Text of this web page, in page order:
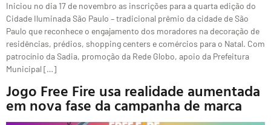
Iniciou no dia 17 de novembro as inscrições para a quarta edição do
Cidade Iluminada São Paulo – tradicional prêmio da cidade de São
Paulo que reconhece o engajamento dos moradores na decoração de
residências, prédios, shopping centers e comércios para o Natal. Com
patrocínio da Sadia, promoção da Rede Globo, apoio da Prefeitura
Municipal […]
Jogo Free Fire usa realidade aumentada
em nova fase da campanha de marca